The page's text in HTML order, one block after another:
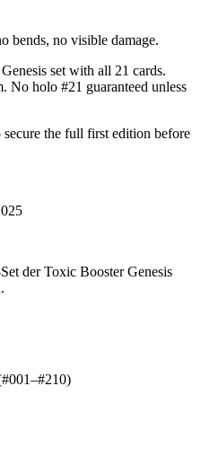
bends, no visible damage.
set with all 21 cards.
No holo #21 guaranteed unless
the full first edition before
der Toxic Booster Genesis